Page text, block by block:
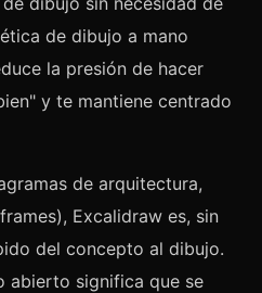
de dibujo a mano
la presión de hacer
y te mantiene centrado
de arquitectura,
Excalidraw es, sin
del concepto al dibujo.
abierto significa que se